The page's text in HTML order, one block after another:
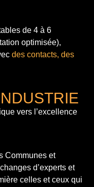
de 4 à 6
optimisée),
des contacts, des
vers l’excellence
Communes et
d’experts et
celles et ceux qui